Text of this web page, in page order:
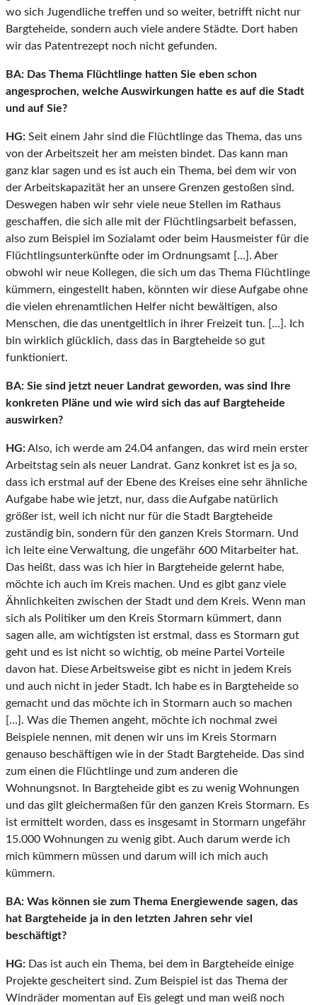
wo sich Jugendliche treffen und so weiter, betrifft nicht nur
Bargteheide, sondern auch viele andere Städte. Dort haben
wir das Patentrezept noch nicht gefunden.
BA: Das Thema Flüchtlinge hatten Sie eben schon
angesprochen, welche Auswirkungen hatte es auf die Stadt
und auf Sie?
HG: Seit einem Jahr sind die Flüchtlinge das Thema, das uns
von der Arbeitszeit her am meisten bindet. Das kann man
ganz klar sagen und es ist auch ein Thema, bei dem wir von
der Arbeitskapazität her an unsere Grenzen gestoßen sind.
Deswegen haben wir sehr viele neue Stellen im Rathaus
geschaffen, die sich alle mit der Flüchtlingsarbeit befassen,
also zum Beispiel im Sozialamt oder beim Hausmeister für die
Flüchtlingsunterkünfte oder im Ordnungsamt […]. Aber
obwohl wir neue Kollegen, die sich um das Thema Flüchtlinge
kümmern, eingestellt haben, könnten wir diese Aufgabe ohne
die vielen ehrenamtlichen Helfer nicht bewältigen, also
Menschen, die das unentgeltlich in ihrer Freizeit tun. […]. Ich
bin wirklich glücklich, dass das in Bargteheide so gut
funktioniert.
BA: Sie sind jetzt neuer Landrat geworden, was sind Ihre
konkreten Pläne und wie wird sich das auf Bargteheide
auswirken?
HG:Also, ich werde am 24.04 anfangen, das wird mein erster
Arbeitstag sein als neuer Landrat. Ganz konkret ist es ja so,
dass ich erstmal auf der Ebene des Kreises eine sehr ähnliche
Aufgabe habe wie jetzt, nur, dass die Aufgabe natürlich
größer ist, weil ich nicht nur für die Stadt Bargteheide
zuständig bin, sondern für den ganzen Kreis Stormarn. Und
ich leite eine Verwaltung, die ungefähr 600 Mitarbeiter hat.
Das heißt, dass was ich hier in Bargteheide gelernt habe,
möchte ich auch im Kreis machen. Und es gibt ganz viele
Ähnlichkeiten zwischen der Stadt und dem Kreis. Wenn man
sich als Politiker um den Kreis Stormarn kümmert, dann
sagen alle, am wichtigsten ist erstmal, dass es Stormarn gut
geht und es ist nicht so wichtig, ob meine Partei Vorteile
davon hat. Diese Arbeitsweise gibt es nicht in jedem Kreis
und auch nicht in jeder Stadt. Ich habe es in Bargteheide so
gemacht und das möchte ich in Stormarn auch so machen
[…]. Was die Themen angeht, möchte ich nochmal zwei
Beispiele nennen, mit denen wir uns im Kreis Stormarn
genauso beschäftigen wie in der Stadt Bargteheide. Das sind
zum einen die Flüchtlinge und zum anderen die
Wohnungsnot. In Bargteheide gibt es zu wenig Wohnungen
und das gilt gleichermaßen für den ganzen Kreis Stormarn. Es
ist ermittelt worden, dass es insgesamt in Stormarn ungefähr
15.000 Wohnungen zu wenig gibt. Auch darum werde ich
mich kümmern müssen und darum will ich mich auch
kümmern.
BA: Was können sie zum Thema Energiewende sagen, das
hat Bargteheide ja in den letzten Jahren sehr viel
beschäftigt?
HG: Das ist auch ein Thema, bei dem in Bargteheide einige
Projekte gescheitert sind. Zum Beispiel ist das Thema der
Windräder momentan auf Eis gelegt und man weiß noch